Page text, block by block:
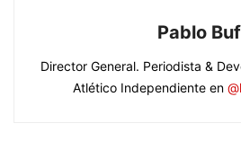
Pablo
Director General. Periodista &
Atlético Independiente en